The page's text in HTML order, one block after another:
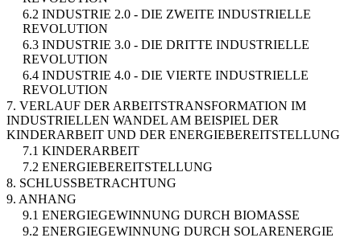
6.2 INDUSTRIE 2.0 - DIE ZWEITE INDUSTRIELLE
REVOLUTION
6.3 INDUSTRIE 3.0 - DIE DRITTE INDUSTRIELLE
REVOLUTION
6.4 INDUSTRIE 4.0 - DIE VIERTE INDUSTRIELLE
REVOLUTION
7. VERLAUF DER ARBEITSTRANSFORMATION IM
INDUSTRIELLEN WANDEL AM BEISPIEL DER
KINDERARBEIT UND DER ENERGIEBEREITSTELLUNG
7.1 KINDERARBEIT
7.2 ENERGIEBEREITSTELLUNG
8. SCHLUSSBETRACHTUNG
9. ANHANG
9.1 ENERGIEGEWINNUNG DURCH BIOMASSE
9.2 ENERGIEGEWINNUNG DURCH SOLARENERGIE